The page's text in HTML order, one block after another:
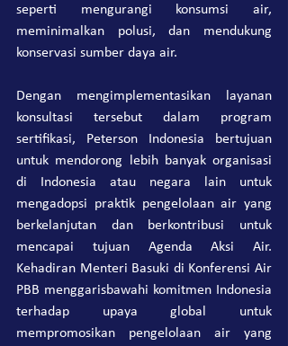
seperti mengurangi konsumsi air,
meminimalkan polusi, dan mendukung
konservasi sumber daya air.
Dengan mengimplementasikan layanan
konsultasi tersebut dalam program
sertifikasi, Peterson Indonesia bertujuan
untuk mendorong lebih banyak organisasi
di Indonesia atau negara lain untuk
mengadopsi praktik pengelolaan air yang
berkelanjutan dan berkontribusi untuk
mencapai tujuan Agenda Aksi Air.
Kehadiran Menteri Basuki di Konferensi Air
PBB menggarisbawahi komitmen Indonesia
terhadap upaya global untuk
mempromosikan pengelolaan air yang